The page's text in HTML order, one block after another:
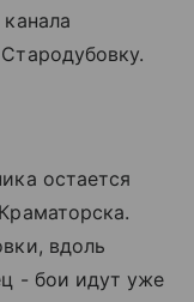
остается
вдоль
- бои идут уже